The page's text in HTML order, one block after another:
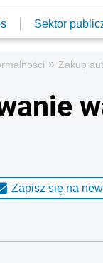
Sektor
» Zakup
Zapisz się na